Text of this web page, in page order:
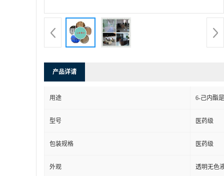
产品详请
用途 6-己内酯
型号 医药级
包装规格 医药级
外观 透明无色